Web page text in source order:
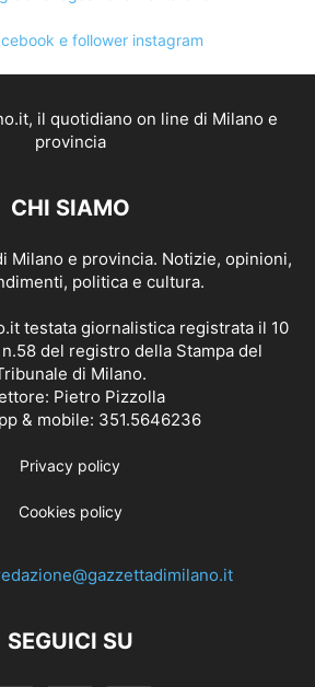
CHI SIAMO
Milano e provincia. Notizie, opinioni,
politica e cultura.
testata giornalistica registrata il 10
del registro della Stampa del
di Milano.
Pietro Pizzolla
& mobile: 351.5646236
Privacy policy
Cookies policy
SEGUICI SU